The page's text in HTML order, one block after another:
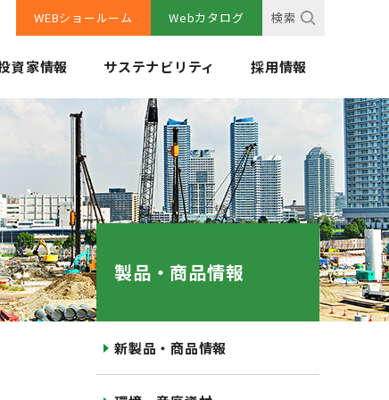
WEBショールーム Webカタログ 検索
資家情報 サステナビリティ 採用情報
製品・商品情報
新製品・商品情報